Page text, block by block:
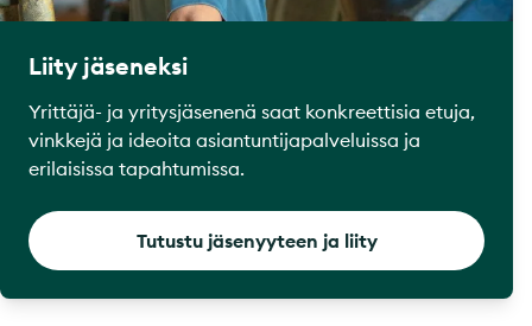
Liity jäseneksi
Yrittäjä- ja yritysjäsenenä saat konkreettisia etuja,
vinkkejä ja ideoita asiantuntijapalveluissa ja
erilaisissa tapahtumissa.
Tutustu jäsenyyteen ja liity